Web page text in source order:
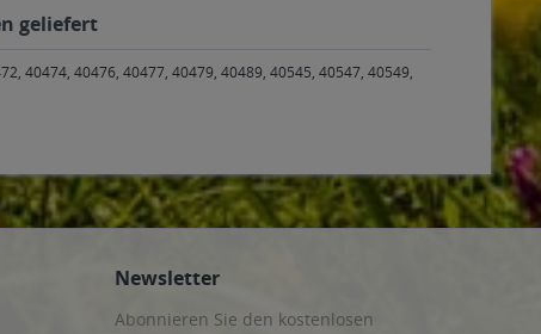
geliefert
40474, 40476, 40477, 40479, 40489, 40545, 40547, 40549,
Newsletter
Abonnieren Sie den kostenlosen